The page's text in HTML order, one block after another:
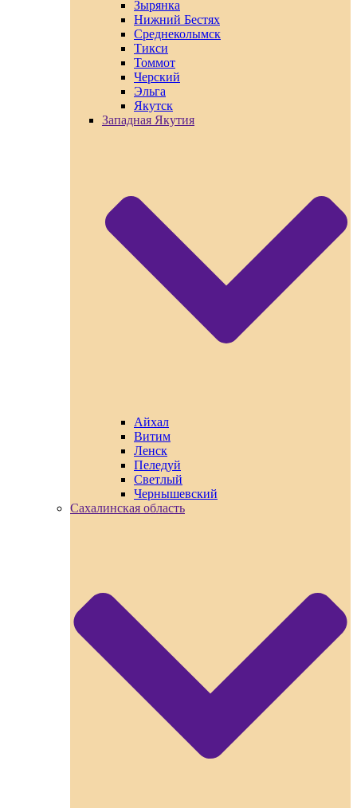
Зырянка
Нижний Бестях
Среднеколымск
Тикси
Томмот
Черский
Эльга
Якутск
Западная Якутия
Айхал
Витим
Ленск
Пеледуй
Светлый
Чернышевский
Сахалинская область